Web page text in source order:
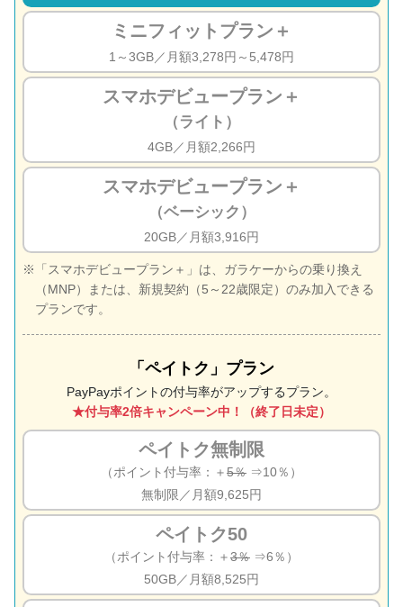
ミニフィットプラン＋
1～3GB／月額3,278円～5,478円
スマホデビュープラン＋
（ライト）
4GB／月額2,266円
スマホデビュープラン＋
（ベーシック）
20GB／月額3,916円
「スマホデビュープラン＋」は、ガラケーからの乗り換え
（MNP）または、新規契約（5～22歳限定）のみ加入できる
プランです。
「ペイトク」プラン
PayPayポイントの付与率がアップするプラン。
★付与率2倍キャンペーン中！（終了日未定）
ペイトク無制限
（ポイント付与率：＋5％ ⇒10％）
無制限／月額9,625円
ペイトク50
（ポイント付与率：＋3％ ⇒6％）
50GB／月額8,525円